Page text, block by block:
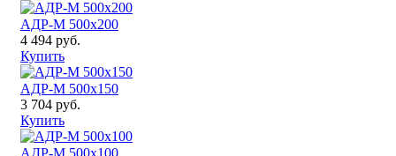
АДР-М 500x200
4 494 руб.
Купить
АДР-М 500x150
3 704 руб.
Купить
АДР-М 500x100